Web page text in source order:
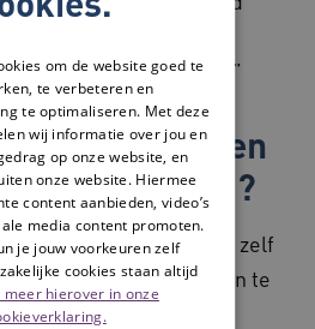
BOA’s die vanuit de
kwamen controleren.”
heropstarten
voorbereid?
door de deelnemers zelf
om buiten danslessen te
even diep over
om de website goed te
te verbeteren en
te optimaliseren. Met deze
wij informatie over jou en
op onze website, en
onze website. Hiermee
content aanbieden, video’s
media content promoten.
je jouw voorkeuren zelf
cookies staan altijd
meer hierover in onze